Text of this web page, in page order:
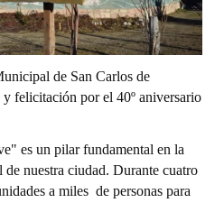
de San Carlos de
felicitación por el 40º aniversario
es un pilar fundamental en la
nuestra ciudad. Durante cuatro
a miles de personas para